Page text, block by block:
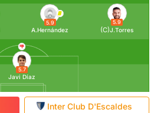
5.7
Javi Díaz
5.9
(C)J.Torres
5.9
A.Hernández
Inter Club D'Escaldes